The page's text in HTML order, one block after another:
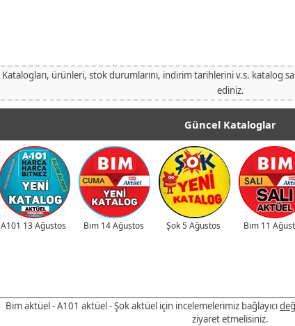
Katalogları, ürünleri, stok durumlarını, indirim tarihlerini v.s. katalog
ediniz.
Güncel Kataloglar
A101 13 Ağustos Bim 14 Ağustos Şok 5 Ağustos Bim 11
Bim aktüel - A101 aktüel - Şok aktüel için incelemelerimiz bağlayıcı
ziyaret etmelisiniz.